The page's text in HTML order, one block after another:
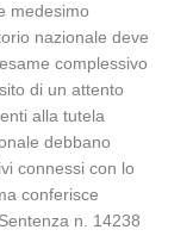
medesimo
nazionale deve
complessivo
di un attento
alla tutela
debbano
connessi con lo
conferisce
n. 14238